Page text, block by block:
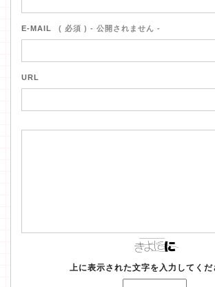
E-MAIL ( 必須 ) - 公開されません -
URL
上に表示された文字を入力してくだ